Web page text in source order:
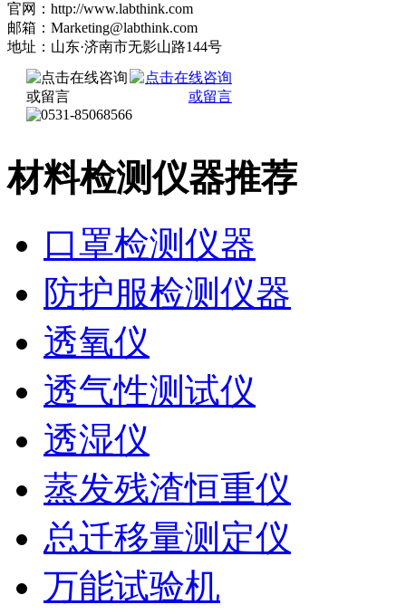
官网：http://www.labthink.com
邮箱：Marketing@labthink.com
地址：山东·济南市无影山路144号
材料检测仪器推荐
口罩检测仪器
防护服检测仪器
透氧仪
透气性测试仪
透湿仪
蒸发残渣恒重仪
总迁移量测定仪
万能试验机